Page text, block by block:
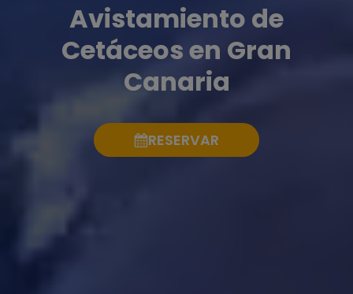
Avistamiento de
Cetáceos en Gran
Canaria
RESERVAR